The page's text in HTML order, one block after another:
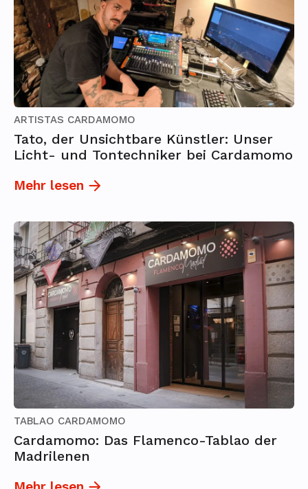
ARTISTAS CARDAMOMO
Tato, der Unsichtbare Künstler: Unser
Licht- und Tontechniker bei Cardamomo
Mehr lesen
TABLAO CARDAMOMO
Cardamomo: Das Flamenco-Tablao der
Madrilenen